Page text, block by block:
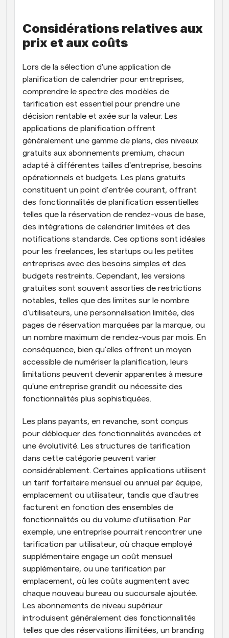
Considérations relatives aux
prix et aux coûts
Lors de la sélection d'une application de
planification de calendrier pour entreprises,
comprendre le spectre des modèles de
tarification est essentiel pour prendre une
décision rentable et axée sur la valeur. Les
applications de planification offrent
généralement une gamme de plans, des niveaux
gratuits aux abonnements premium, chacun
adapté à différentes tailles d'entreprise, besoins
opérationnels et budgets. Les plans gratuits
constituent un point d'entrée courant, offrant
des fonctionnalités de planification essentielles
telles que la réservation de rendez-vous de base,
des intégrations de calendrier limitées et des
notifications standards. Ces options sont idéales
pour les freelances, les startups ou les petites
entreprises avec des besoins simples et des
budgets restreints. Cependant, les versions
gratuites sont souvent assorties de restrictions
notables, telles que des limites sur le nombre
d'utilisateurs, une personnalisation limitée, des
pages de réservation marquées par la marque, ou
un nombre maximum de rendez-vous par mois. En
conséquence, bien qu'elles offrent un moyen
accessible de numériser la planification, leurs
limitations peuvent devenir apparentes à mesure
qu'une entreprise grandit ou nécessite des
fonctionnalités plus sophistiquées.
Les plans payants, en revanche, sont conçus
pour débloquer des fonctionnalités avancées et
une évolutivité. Les structures de tarification
dans cette catégorie peuvent varier
considérablement. Certaines applications utilisent
un tarif forfaitaire mensuel ou annuel par équipe,
emplacement ou utilisateur, tandis que d'autres
facturent en fonction des ensembles de
fonctionnalités ou du volume d'utilisation. Par
exemple, une entreprise pourrait rencontrer une
tarification par utilisateur, où chaque employé
supplémentaire engage un coût mensuel
supplémentaire, ou une tarification par
emplacement, où les coûts augmentent avec
chaque nouveau bureau ou succursale ajoutée.
Les abonnements de niveau supérieur
introduisent généralement des fonctionnalités
telles que des réservations illimitées, un branding